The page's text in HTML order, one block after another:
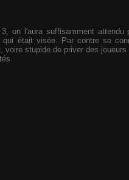
on l'aura suffisamment attendu
était visée. Par contre se
stupide de priver des